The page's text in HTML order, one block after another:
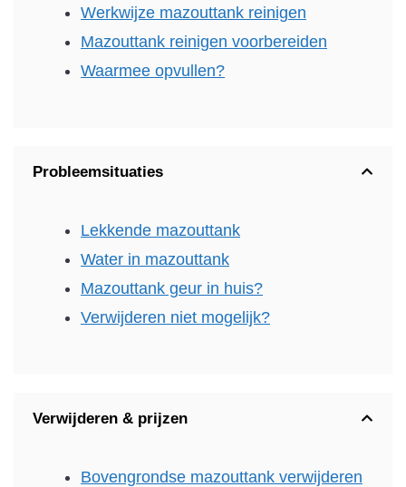
Werkwijze mazouttank reinigen
Mazouttank reinigen voorbereiden
Waarmee opvullen?
Probleemsituaties
Lekkende mazouttank
Water in mazouttank
Mazouttank geur in huis?
Verwijderen niet mogelijk?
Verwijderen & prijzen
Bovengrondse mazouttank verwijderen